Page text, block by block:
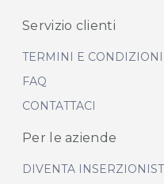
Servizio clienti
TERMINI E
FAQ
CONTATTACI
Per le aziende
DIVENTA